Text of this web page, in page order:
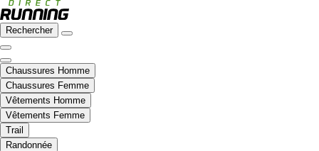
Rechercher
Chaussures Homme
Chaussures Femme
Vêtements Homme
Vêtements Femme
Trail
Randonnée